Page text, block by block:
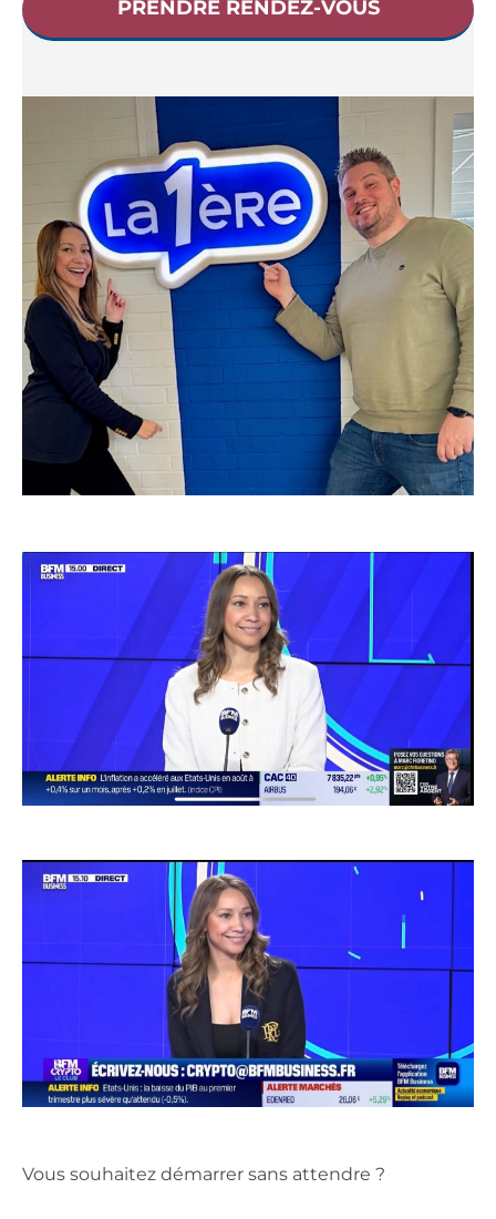
PRENDRE RENDEZ-VOUS
Vous souhaitez démarrer sans attendre ?